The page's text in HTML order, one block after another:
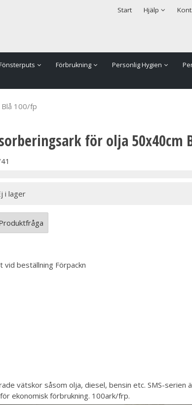
Start Hjälp
Säkerhet & Cookies
Förbrukning Personlig Hygien
100/fp
för olja 50x40cm
i lager
vid beställning Förpackn
vätskor såsom olja, diesel, bensin etc. SMS-
ekonomisk förbrukning. 100ark/frp.